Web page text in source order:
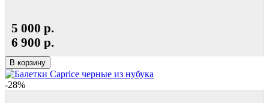
5 000 р.
6 900 р.
В корзину
-28%